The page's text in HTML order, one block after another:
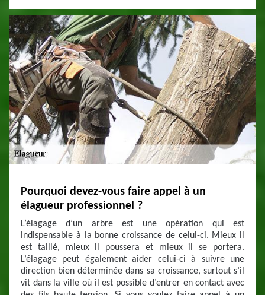
Pourquoi devez-vous faire appel à un
élagueur professionnel ?
L’élagage d’un arbre est une opération qui est
indispensable à la bonne croissance de celui-ci. Mieux il
est taillé, mieux il poussera et mieux il se portera.
L’élagage peut également aider celui-ci à suivre une
direction bien déterminée dans sa croissance, surtout s’il
vit dans la ville où il est possible d’entrer en contact avec